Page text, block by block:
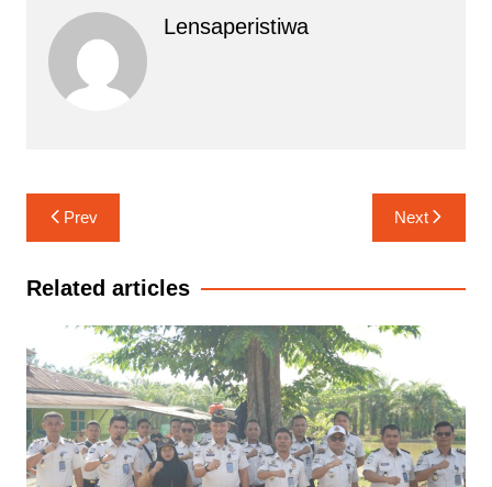
Lensaperistiwa
Navigasi
pos
Prev Next
Related articles